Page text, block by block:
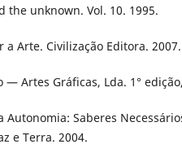
the unknown. Vol. 10. 1995.
a Arte. Civilização Editora. 2007.
— Artes Gráficas, Lda. 1°
Autonomia: Saberes
e Terra. 2004.